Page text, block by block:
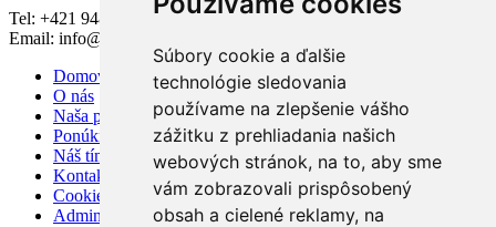
Súbory cookie a ďalšie
technológie sledovania
používame na zlepšenie vášho
zážitku z prehliadania našich
webových stránok, na to, aby sme
vám zobrazovali prispôsobený
obsah a cielené reklamy, na
Tel: +421 948 78 48 38
Email: info@lifer.sk
Domov
O nás
Naša ponuka
Ponúknite nám
Náš tím
Kontakt
Cookies
Admin